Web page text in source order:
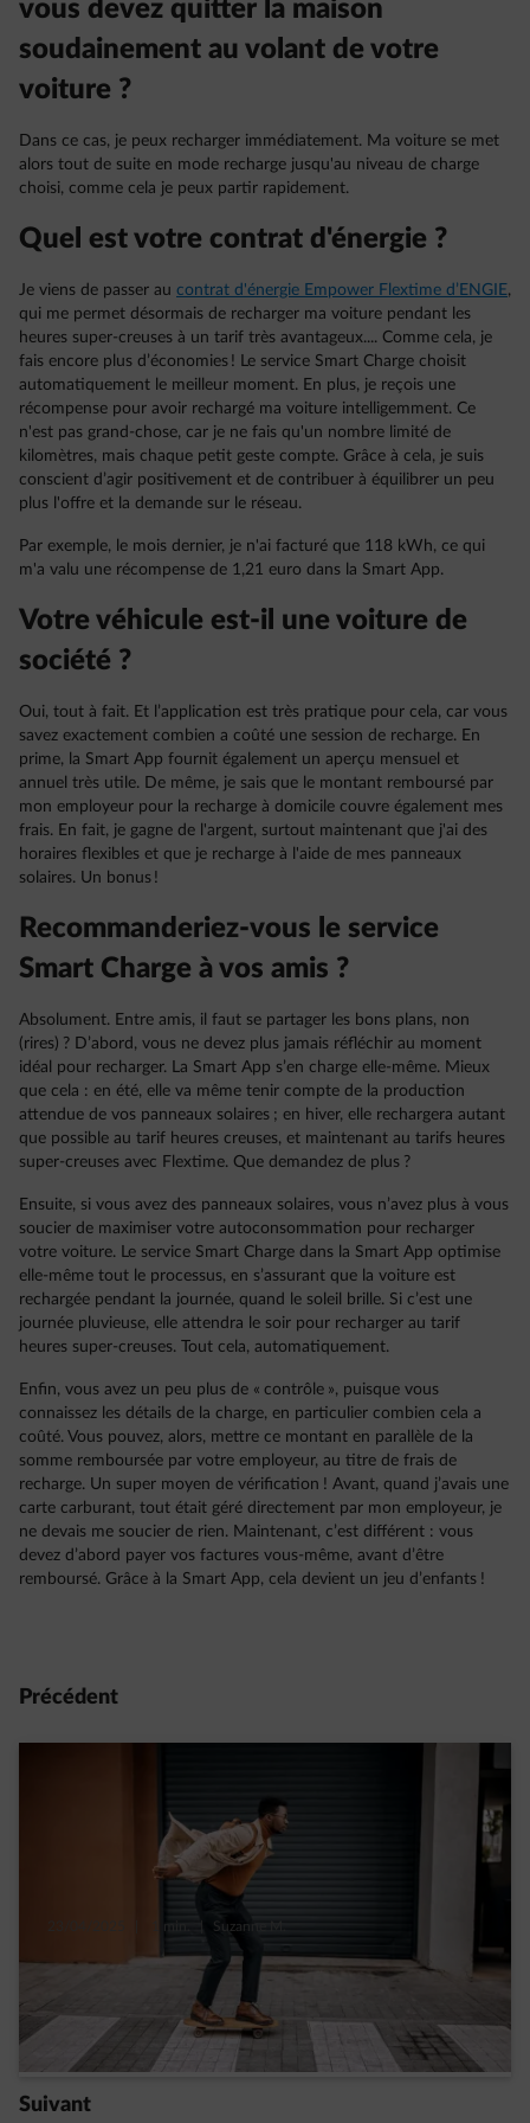
vous devez quitter la maison
soudainement au volant de votre
voiture ?
Dans ce cas, je peux recharger immédiatement. Ma voiture se met
alors tout de suite en mode recharge jusqu'au niveau de charge
choisi, comme cela je peux partir rapidement.
Quel est votre contrat d'énergie ?
Je viens de passer au contrat d'énergie Empower Flextime d’ENGIE,
qui me permet désormais de recharger ma voiture pendant les
heures super-creuses à un tarif très avantageux.... Comme cela, je
fais encore plus d’économies ! Le service Smart Charge choisit
automatiquement le meilleur moment. En plus, je reçois une
récompense pour avoir rechargé ma voiture intelligemment. Ce
n'est pas grand-chose, car je ne fais qu'un nombre limité de
kilomètres, mais chaque petit geste compte. Grâce à cela, je suis
conscient d’agir positivement et de contribuer à équilibrer un peu
plus l'offre et la demande sur le réseau.
Par exemple, le mois dernier, je n'ai facturé que 118 kWh, ce qui
m'a valu une récompense de 1,21 euro dans la Smart App.
Votre véhicule est-il une voiture de
société ?
Oui, tout à fait. Et l’application est très pratique pour cela, car vous
savez exactement combien a coûté une session de recharge. En
prime, la Smart App fournit également un aperçu mensuel et
annuel très utile. De même, je sais que le montant remboursé par
mon employeur pour la recharge à domicile couvre également mes
frais. En fait, je gagne de l'argent, surtout maintenant que j'ai des
horaires flexibles et que je recharge à l'aide de mes panneaux
solaires. Un bonus !
Recommanderiez-vous le service
Smart Charge à vos amis ?
Absolument. Entre amis, il faut se partager les bons plans, non
(rires) ? D’abord, vous ne devez plus jamais réfléchir au moment
idéal pour recharger. La Smart App s’en charge elle-même. Mieux
que cela : en été, elle va même tenir compte de la production
attendue de vos panneaux solaires ; en hiver, elle rechargera autant
que possible au tarif heures creuses, et maintenant au tarifs heures
super-creuses avec Flextime. Que demandez de plus ?
Ensuite, si vous avez des panneaux solaires, vous n’avez plus à vous
soucier de maximiser votre autoconsommation pour recharger
votre voiture. Le service Smart Charge dans la Smart App optimise
elle-même tout le processus, en s’assurant que la voiture est
rechargée pendant la journée, quand le soleil brille. Si c’est une
journée pluvieuse, elle attendra le soir pour recharger au tarif
heures super-creuses. Tout cela, automatiquement.
Enfin, vous avez un peu plus de « contrôle », puisque vous
connaissez les détails de la charge, en particulier combien cela a
coûté. Vous pouvez, alors, mettre ce montant en parallèle de la
somme remboursée par votre employeur, au titre de frais de
recharge. Un super moyen de vérification ! Avant, quand j’avais une
carte carburant, tout était géré directement par mon employeur, je
ne devais me soucier de rien. Maintenant, c’est différent : vous
devez d’abord payer vos factures vous-même, avant d’être
remboursé. Grâce à la Smart App, cela devient un jeu d’enfants !
Précédent
1 min. Suzanne M.
Un max de solutions pour rendre vos trajets
maison-bureau plus efficaces
Read more
Suivant